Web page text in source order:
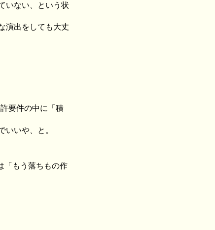
いない、という状
演出をしても大丈
要件の中に「積
いや、と。
「もう落ちもの作